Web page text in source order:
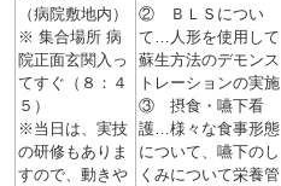
（病院敷地内）
※ 集合場所 病
院正面玄関入っ
てすぐ（８：４
５）
※当日は、実技
の研修もありま
すので、動きや
② ＢＬＳについ
て…人形を使用して
蘇生方法のデモンス
トレーションの実施
③ 摂食・嚥下看
護…様々な食事形態
について、嚥下のし
くみについて栄養管